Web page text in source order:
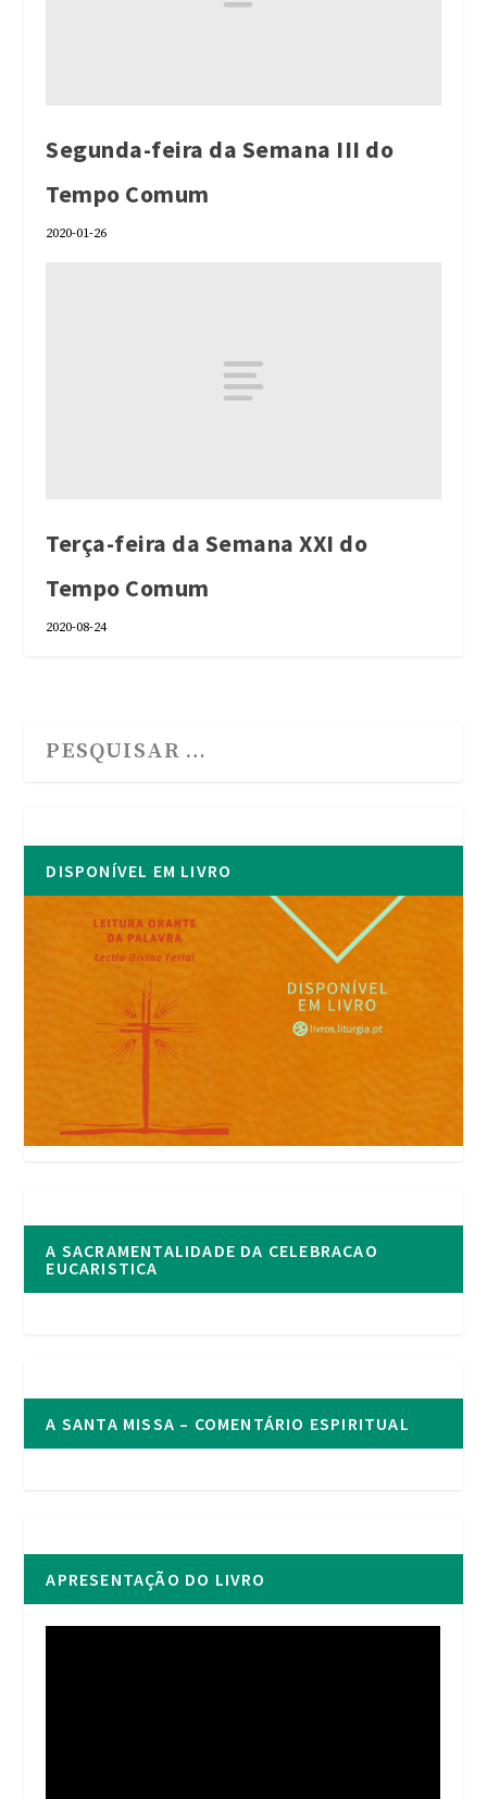
Segunda-feira da Semana III do
Tempo Comum
2020-01-26
Terça-feira da Semana XXI do
Tempo Comum
2020-08-24
DISPONÍVEL EM LIVRO
A SACRAMENTALIDADE DA CELEBRACAO
EUCARISTICA
A SANTA MISSA – COMENTÁRIO ESPIRITUAL
APRESENTAÇÃO DO LIVRO